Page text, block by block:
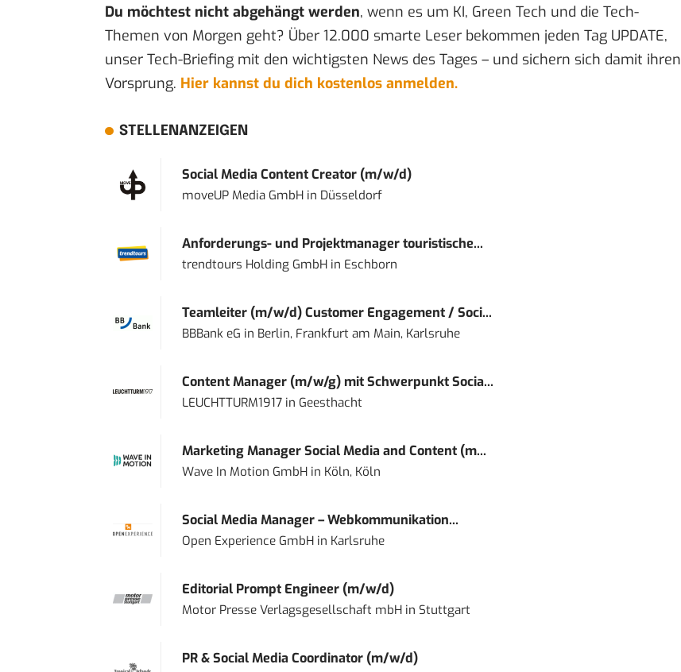
Du möchtest nicht abgehängt werden, wenn es um KI, Green Tech und die Tech-
Themen von Morgen geht? Über 12.000 smarte Leser bekommen jeden Tag UPDATE,
unser Tech-Briefing mit den wichtigsten News des Tages – und sichern sich damit ihren
Vorsprung. Hier kannst du dich kostenlos anmelden.
STELLENANZEIGEN
Social Media Content Creator (m/w/d)
moveUP Media GmbHin Düsseldorf
Anforderungs- und Projektmanager touristische...
trendtours Holding GmbHin Eschborn
Teamleiter (m/w/d) Customer Engagement / Soci...
BBBank eG in Berlin, Frankfurt am Main, Karlsruhe
Content Manager (m/w/g) mit Schwerpunkt Socia...
LEUCHTTURM1917in Geesthacht
Marketing Manager Social Media and Content (m...
Wave In Motion GmbHin Köln, Köln
Social Media Manager – Webkommunikation...
Open Experience GmbHin Karlsruhe
Editorial Prompt Engineer (m/w/d)
Motor Presse Verlagsgesellschaft mbHin Stuttgart
PR & Social Media Coordinator (m/w/d)